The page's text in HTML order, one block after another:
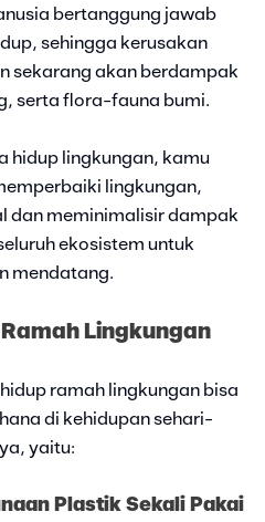
bertanggung jawab
sehingga kerusakan
sekarang akan berdampak
serta flora-fauna bumi.
hidup lingkungan, kamu
lingkungan,
dan meminimalisir dampak
ekosistem untuk
mendatang.
Lingkungan
ramah lingkungan bisa
di kehidupan sehari-
yaitu:
Plastik Sekali Pakai